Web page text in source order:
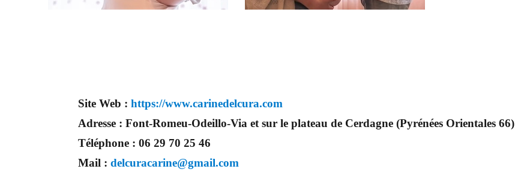
Site Web :https://www.carinedelcura.com
Adresse :Font-Romeu-Odeillo-Via et sur le plateau de Cerdagne (Pyrénées Orientales 66)
Téléphone :06 29 70 25 46
Mail :delcuracarine@gmail.com